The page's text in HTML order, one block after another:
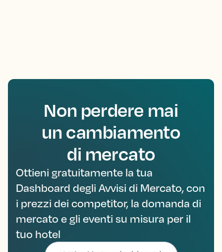
Non perdere mai
un cambiamento
di mercato
Ottieni gratuitamente la tua
Dashboard degli Avvisi di Mercato, con
i prezzi dei competitor, la domanda di
mercato e gli eventi su misura per il
tuo hotel